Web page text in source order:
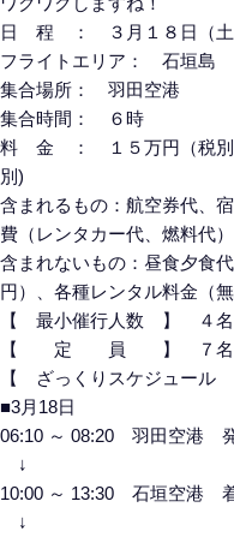
日 程 ： ３月１８日（土
フライトエリア： 石垣島
集合場所： 羽田空港
集合時間： ６時
料 金 ： １５万円（税別
別)
含まれるもの：航空券代、
費（レンタカー代、燃料代
含まれないもの：昼食夕食
円）、各種レンタル料金（
【 最小催行人数 】 ４名
【 定 員 】 ７名 ※
【 ざっくりスケジュール
■3月18日
06:10 ～ 08:20 羽田空港
↓
10:00 ～ 13:30 石垣空港
↓